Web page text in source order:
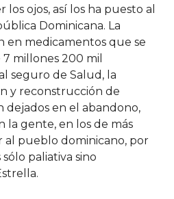
ojos, así los ha puesto al
Dominicana. La
en medicamentos que se
millones 200 mil
seguro de Salud, la
y reconstrucción de
dejados en el abandono,
la gente, en los de más
al pueblo dominicano, por
paliativa sino